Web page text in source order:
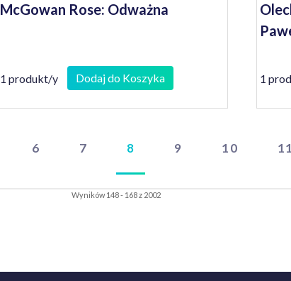
McGowan Rose: Odważna
1 produkt/y Dodaj do Koszyka 1
6 7 8 9 10 11
Wyników 148 - 168 z 2002